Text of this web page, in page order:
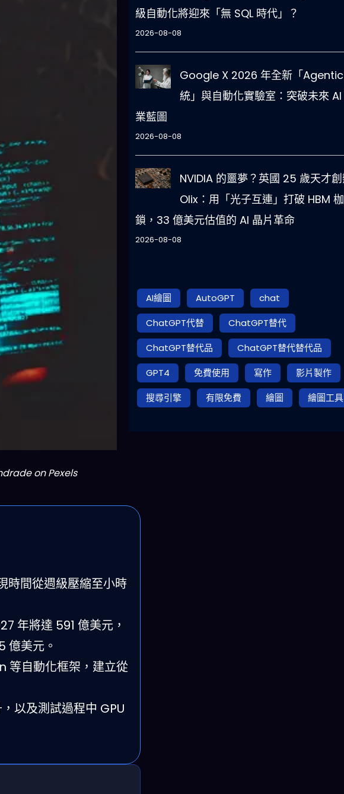
on Pexels
時間從週級壓縮至小時
年將達 591 億美元，
億美元。
自動化框架，建立從
以及測試過程中 GPU
級自動化將迎來「無 SQL 時代」？
2026-08-08
Google X 2026 年全新「
統」與自動化實驗室：突破未來
業藍圖
2026-08-08
NVIDIA 的噩夢？英國 25 歲天才
Olix：用「光子互連」打破 HBM 枷
鎖，33 億美元估值的 AI 晶片革命
2026-08-08
AI繪圖 AutoGPT
chat
ChatGPT代替
ChatGPT替代
ChatGPT替代品
ChatGPT替代替代品
GPT4
免費使用 寫作
影片製作
搜尋引擎
有限免費 繪圖 繪圖工具